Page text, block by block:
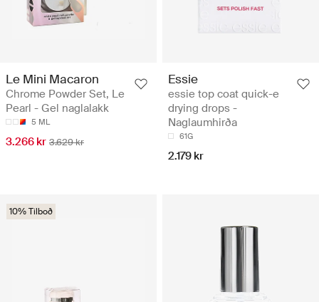
Le Mini Macaron
Chrome Powder Set, Le
Pearl - Gel naglalakk
5 ML
3.266 kr 3.629 kr
Essie
essie top coat quick-e
drying drops -
Naglaumhirða
61G
2.179 kr
10% Tilboð